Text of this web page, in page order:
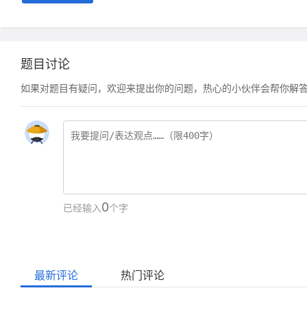
题目讨论
如果对题目有疑问，欢迎来提出你的问题，热心的小伙伴会帮你解
已经输入0个字
最新评论 热门评论